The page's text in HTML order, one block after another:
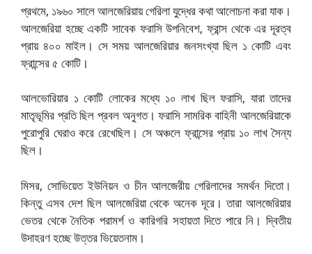
প্রথমে, ১৯৬০ সালে আলজেরিয়ায় গেরিলা যুদ্ধের কথা আলোচনা করা যাক।
আলজেরিয়া হচ্ছে একটি সাবেক ফরাসি উপনিবেশ, ফ্রান্স থেকে এর দূরত্ব
প্রায় ৪০০ মাইল। সে সময় আলজেরিয়ার জনসংখ্যা ছিল ১ কোটি এবং
ফ্রান্সের ৫ কোটি।
আলভোরিয়ার ১ কোটি লোকের মধ্যে ১০ লাখ ছিল ফরাসি, যারা তাদের
মাতৃভূমির প্রতি ছিল প্রবল অনুগত। ফরাসি সামরিক বাহিনী আলজেরিয়াকে
পুরোপুরি ঘেরাও করে রেখেছিল। সে অঞ্চলে ফ্রান্সের প্রায় ১০ লাখ সৈন্য
ছিল।
মিসর, সোভিয়েত ইউনিয়ন ও চীন আলজেরীয় গেরিলাদের সমর্থন দিতো।
কিন্তু এসব দেশ ছিল আলজেরিয়া থেকে অনেক দূরে। তারা আলজেরিয়ার
ভেতর থেকে নৈতিক পরামর্শ ও কারিগরি সহায়তা দিতে পারে নি। দ্বিতীয়
উদাহরণ হচ্ছে উত্তর ভিয়েতনাম।